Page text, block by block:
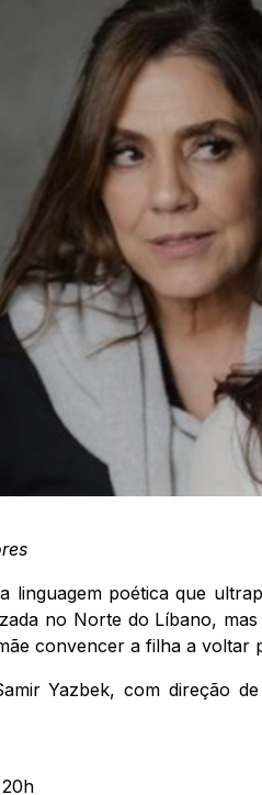
linguagem poética que
no Norte do Líbano,
convencer a filha a voltar
Yazbek, com direção